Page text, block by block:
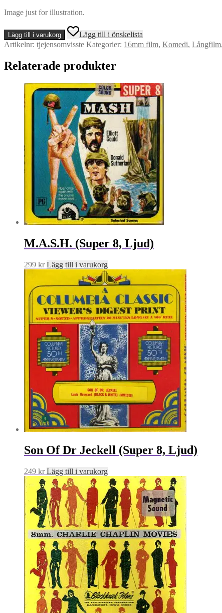
Image just for illustration.
Tjejen
Som
Visste
Mycket
feature
Lägg till i varukorg
Lägg till i önskelista
Artikelnr: tjejensomvisste Kategorier: 16mm film, Komedi, Långfilm,
Relaterade produkter
M.A.S.H. (Super 8, Ljud)
299 kr Lägg till i varukorg
Son Of Dr Jeckell (Super 8, Ljud)
249 kr Lägg till i varukorg